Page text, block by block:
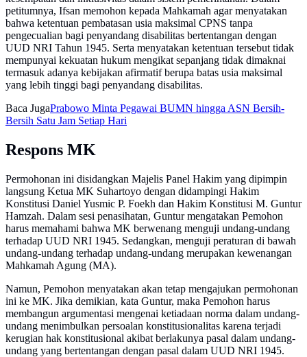
petitumnya, Ifsan memohon kepada Mahkamah agar menyatakan
bahwa ketentuan pembatasan usia maksimal CPNS tanpa
pengecualian bagi penyandang disabilitas bertentangan dengan
UUD NRI Tahun 1945. Serta menyatakan ketentuan tersebut tidak
mempunyai kekuatan hukum mengikat sepanjang tidak dimaknai
termasuk adanya kebijakan afirmatif berupa batas usia maksimal
yang lebih tinggi bagi penyandang disabilitas.
Baca JugaPrabowo Minta Pegawai BUMN hingga ASN Bersih-
Bersih Satu Jam Setiap Hari
Respons MK
Permohonan ini disidangkan Majelis Panel Hakim yang dipimpin
langsung Ketua MK Suhartoyo dengan didampingi Hakim
Konstitusi Daniel Yusmic P. Foekh dan Hakim Konstitusi M. Guntur
Hamzah. Dalam sesi penasihatan, Guntur mengatakan Pemohon
harus memahami bahwa MK berwenang menguji undang-undang
terhadap UUD NRI 1945. Sedangkan, menguji peraturan di bawah
undang-undang terhadap undang-undang merupakan kewenangan
Mahkamah Agung (MA).
Namun, Pemohon menyatakan akan tetap mengajukan permohonan
ini ke MK. Jika demikian, kata Guntur, maka Pemohon harus
membangun argumentasi mengenai ketiadaan norma dalam undang-
undang menimbulkan persoalan konstitusionalitas karena terjadi
kerugian hak konstitusional akibat berlakunya pasal dalam undang-
undang yang bertentangan dengan pasal dalam UUD NRI 1945.